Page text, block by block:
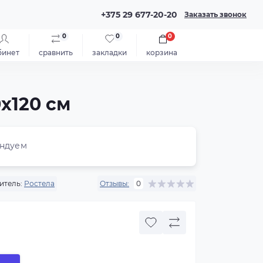
+375 29 677-20-20 Заказать звонок
сравнить
0
закладки
0
корзина
0
см
Ростела Отзывы: 0